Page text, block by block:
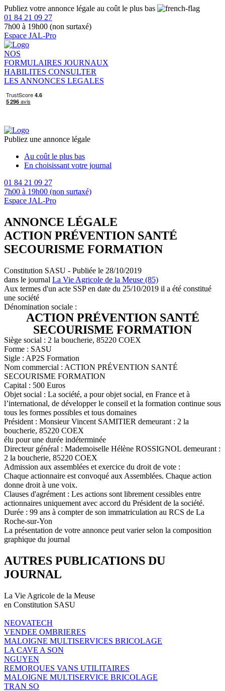
Publiez votre annonce légale au coût le plus bas
01 84 21 09 27
7h00 à 19h00 (non surtaxé)
Espace JAL-Pro
NOS
FORMULAIRES JOURNAUX
HABILITES CONSULTER
LES ANNONCES LEGALES
Publiez une annonce légale
Au coût le plus bas
En choisissant votre journal
01 84 21 09 27
7h00 à 19h00 (non surtaxé)
Espace JAL-Pro
ANNONCE LÉGALE
ACTION PRÉVENTION SANTÉ
SECOURISME FORMATION
Constitution SASU - Publiée le 28/10/2019
dans le journal La Vie Agricole de la Meuse (85)
Aux termes d'un acte SSP en date du 25/10/2019 il a été constitué
une société
Dénomination sociale :
ACTION PRÉVENTION SANTÉ
SECOURISME FORMATION
Siège social : 2 la boucherie, 85220 COEX
Forme : SASU
Sigle : AP2S Formation
Nom commercial : ACTION PRÉVENTION SANTÉ
SECOURISME FORMATION
Capital : 500 Euros
Objet social : La société, a pour objet social, en France et à
l’international, de développer le conseil et la formation continue sous
tous les formes possibles et tous domaines
Président : Monsieur Vincent SAMITIER demeurant : 2 la
boucherie, 85220 COEX
élu pour une durée indéterminée
Directeur général : Mademoiselle Hélène ROSSIGNOL demeurant :
2 la boucherie, 85220 COEX
Admission aux assemblées et exercice du droit de vote :
Chaque actionnaire est convoqué aux Assemblées. Chaque action
donne droit à une voix.
Clauses d'agrément : Les actions sont librement cessibles entre
actionnaires uniquement avec accord du Président de la société.
Durée : 99 ans à compter de son immatriculation au RCS de La
Roche-sur-Yon
La présentation de votre annonce peut varier selon la composition
graphique du journal
AUTRES PUBLICATIONS DU
JOURNAL
La Vie Agricole de la Meuse
en Constitution SASU
NEOVATECH
VENDEE OMBRIERES
MALOIGNE MULTISERVICES BRICOLAGE
LA CAVE A SON
NGUYEN
REMORQUES VANS UTILITAIRES
MALOIGNE MULTISERVICE BRICOLAGE
TRAN SO